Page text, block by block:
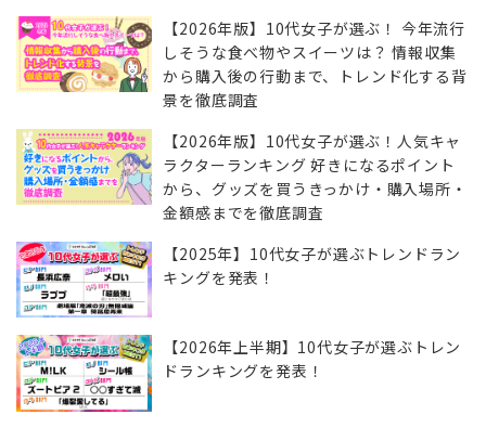
【2026年版】10代女子が選ぶ！ 今年流行
しそうな食べ物やスイーツは？ 情報収集
から購入後の行動まで、トレンド化する背
景を徹底調査
【2026年版】10代女子が選ぶ！人気キャ
ラクターランキング 好きになるポイント
から、グッズを買うきっかけ・購入場所・
金額感までを徹底調査
【2025年】10代女子が選ぶトレンドラン
キングを発表！
【2026年上半期】10代女子が選ぶトレン
ドランキングを発表！